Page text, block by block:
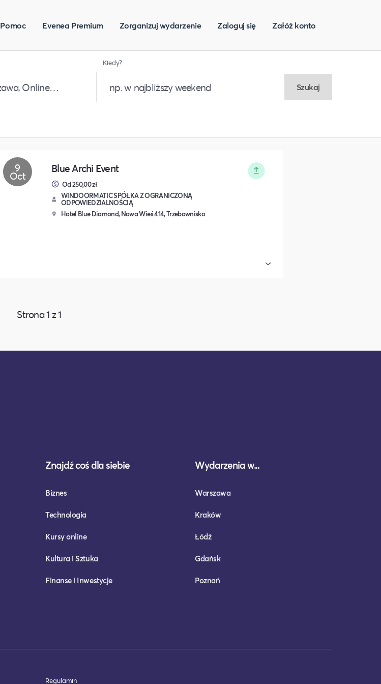
Pomoc Evenea Premium Zorganizuj wydarzenie Zaloguj się Załóż konto
Kiedy?
Szukaj
9
Oct
Blue Archi Event
Od 250,00 zł
WINDOORMATIC SPÓŁKA Z OGRANICZONĄ
ODPOWIEDZIALNOŚCIĄ
Hotel Blue Diamond, Nowa Wieś 414, Trzebownisko
Strona1 z1
Znajdź coś dla siebie
Biznes
Technologia
Kursy online
Kultura i Sztuka
Finanse i Inwestycje
Wydarzenia w...
Warszawa
Kraków
Łódź
Gdańsk
Poznań
Regulamin